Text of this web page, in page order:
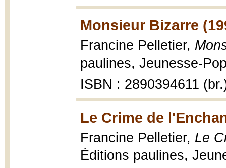
Monsieur Bizarre
Francine Pelletier,
paulines, Jeunesse-
ISBN : 2890394611
Le Crime de
Francine Pelletier, Le
Éditions paulines,